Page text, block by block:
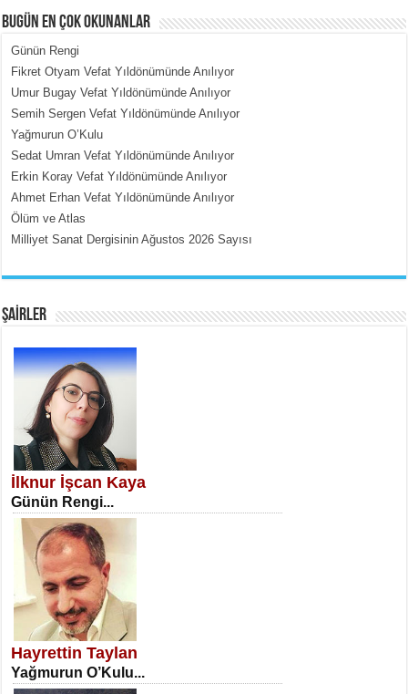
MEHMET ÇOBAN
İçerdeki Put Dışardaki Maskeler...
SATILMIŞ ÜMİT ÇETİNKAYA
Erkenlik...
NECLA DİLEK ARSLAN
Öğretmenler Günü Mahkemesi...
BUGÜN EN ÇOK OKUNANLAR
Günün Rengi
Fikret Otyam Vefat Yıldönümünde Anılıyor
Umur Bugay Vefat Yıldönümünde Anılıyor
Semih Sergen Vefat Yıldönümünde Anılıyor
Yağmurun O’Kulu
Sedat Umran Vefat Yıldönümünde Anılıyor
Erkin Koray Vefat Yıldönümünde Anılıyor
Ahmet Erhan Vefat Yıldönümünde Anılıyor
Ölüm ve Atlas
Milliyet Sanat Dergisinin Ağustos 2026 Sayısı
ŞAİRLER
İlknur İşcan Kaya
Günün Rengi...
Hayrettin Taylan
Yağmurun O’Kulu...